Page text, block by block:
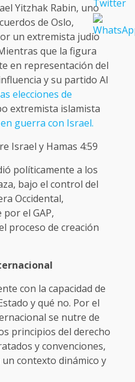
Yitzhak Rabin, uno
de Oslo,
un extremista judío
que la figura
en representación del
y su partido Al
elecciones de
extremista islamista
guerra con Israel.
Israel y Hamas 4:59
políticamente a los
bajo el control del
Occidental,
el GAP,
proceso de creación
con la capacidad de
y qué no. Por el
se nutre de
principios del derecho
y convenciones,
contexto dinámico y